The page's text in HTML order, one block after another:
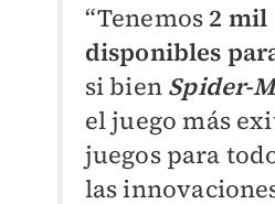
“Tenemos 2 mil
disponibles
si bien Spider-
el juego más
juegos para
las